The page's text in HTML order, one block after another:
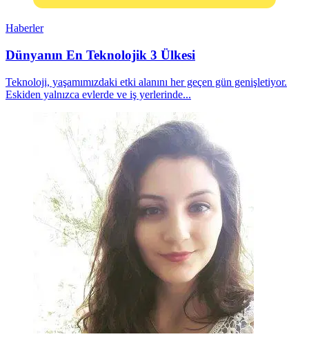
Haberler
Dünyanın En Teknolojik 3 Ülkesi
Teknoloji, yaşamımızdaki etki alanını her geçen gün genişletiyor.
Eskiden yalnızca evlerde ve iş yerlerinde...